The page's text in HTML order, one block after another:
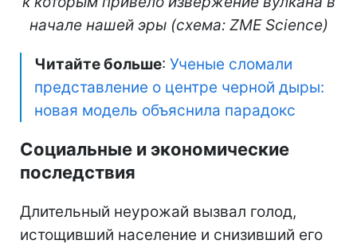
начале нашей эры (схема: ZME Science)
Читайте больше: Ученые сломали
представление о центре черной дыры:
новая модель объяснила парадокс
Социальные и экономические
последствия
Длительный неурожай вызвал голод,
истощивший население и снизивший его